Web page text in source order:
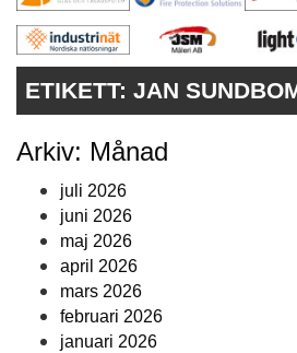
VÅRA ANDRA MAGASIN
ANNONSERA
KONTAKT
ETIKETT: JAN
Arkiv: Månad
juli 2026
juni 2026
maj 2026
april 2026
mars 2026
februari 2026
januari 2026